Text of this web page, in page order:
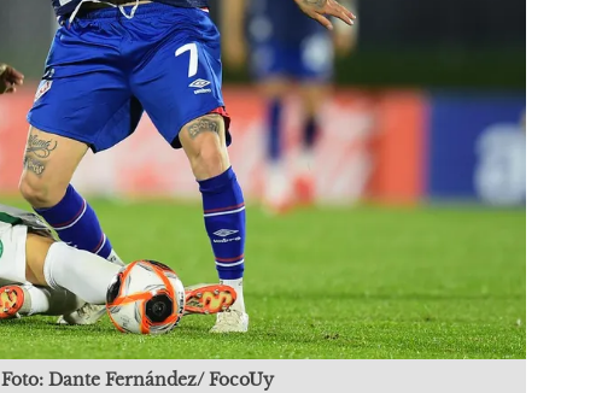
Foto: Dante Fernández/ FocoUy